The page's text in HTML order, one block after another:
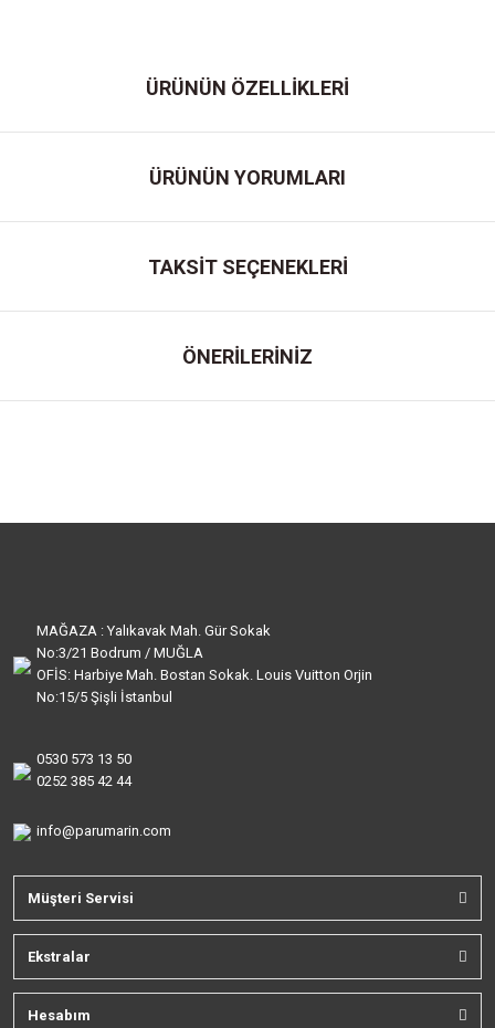
ÜRÜNÜN ÖZELLİKLERİ
ÜRÜNÜN YORUMLARI
TAKSİT SEÇENEKLERİ
ÖNERİLERİNİZ
MAĞAZA : Yalıkavak Mah. Gür Sokak
No:3/21 Bodrum / MUĞLA
OFİS: Harbiye Mah. Bostan Sokak. Louis Vuitton Orjin
No:15/5 Şişli İstanbul
0530 573 13 50
0252 385 42 44
info@parumarin.com
Müşteri Servisi
Ekstralar
Hesabım